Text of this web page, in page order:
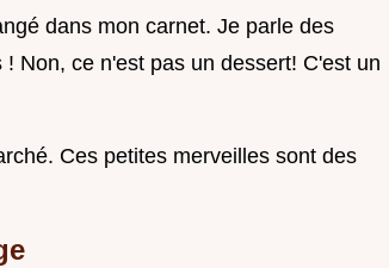
dans mon carnet. Je parle des
Non, ce n'est pas un dessert! C'est un
Ces petites merveilles sont des